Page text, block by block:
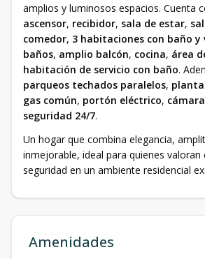
amplios y luminosos espacios. Cuenta
ascensor, recibidor, sala de estar,
comedor, 3 habitaciones con baño y
baños, amplio balcón, cocina, área
habitación de servicio con baño.
parqueos techados paralelos,
gas común, portón eléctrico,
seguridad 24/7.
Un hogar que combina elegancia,
inmejorable, ideal para quienes
seguridad en un ambiente residencial
Amenidades